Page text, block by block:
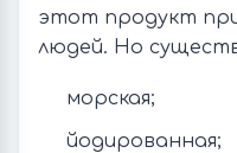
этот продукт
людей. Но
морская;
йодированная;